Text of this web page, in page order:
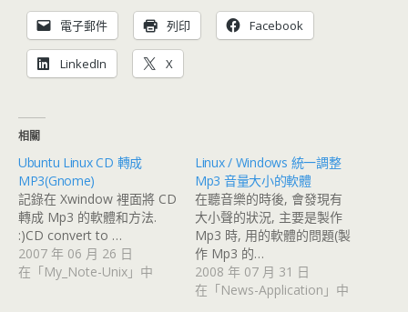
電子郵件 列印 Facebook
LinkedIn X
相關
Ubuntu Linux CD 轉成
MP3(Gnome)
記錄在 Xwindow 裡面將 CD
轉成 Mp3 的軟體和方法.
:)CD convert to …
2007 年 06 月 26 日
在「My_Note-Unix」中
Linux / Windows 統一調整
Mp3 音量大小的軟體
在聽音樂的時後, 會發現有
大小聲的狀況, 主要是製作
Mp3 時, 用的軟體的問題(製
作 Mp3 的…
2008 年 07 月 31 日
在「News-Application」中